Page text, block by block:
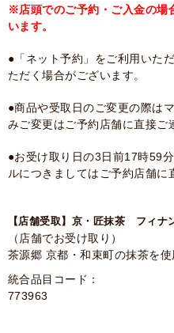
※店頭でのご予約・ご入金の場
います。
●「ネット予約」をご利用いた
ただく場合がございます。
●商品や受取日のご変更の際は
みご変更はご予約店舗に直接ご
●お受け取り日の3日前17時59
ルにつきましてはご予約店舗に
【店舗受取】京・匠抹茶 フィナ
（店舗でお受け取り）
茶源郷 京都・和束町の抹茶を
統合品目コード：
773963